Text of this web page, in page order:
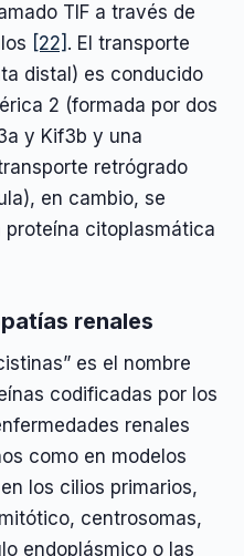
TIF a través de
[22] . El transporte
distal) es conducido
2 (formada por dos
y Kif3b y una
retrógrado
en cambio, se
citoplasmática
renales
es el nombre
codificadas por los
renales
como en modelos
los cilios primarios,
centrosomas,
endoplásmico o las